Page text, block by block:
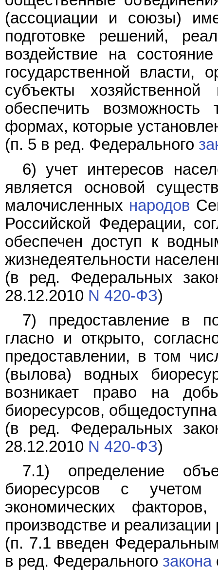
(ассоциации и союзы)
подготовке решений,
воздействие на
государственной власти,
субъекты
обеспечить
формах, которые
(п. 5 в ред. Федерального
6) учет интересов
является основой
малочисленных народов
Российской Федерации,
обеспечен доступ к
жизнедеятельности
(в ред. Федеральных
28.12.2010 N 420-ФЗ)
7) предоставление в
гласно и открыто,
предоставлении, в том
(вылова) водных
возникает право на
биоресурсов,
(в ред. Федеральных
28.12.2010 N 420-ФЗ)
7.1) определение
биоресурсов с учетом
экономических
производстве и
(п. 7.1 введен
в ред. Федерального закона